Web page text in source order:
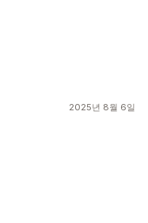
2025년 8월 6일